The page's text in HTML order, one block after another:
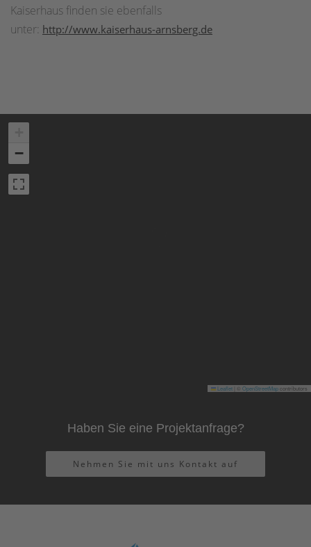
Kaiserhaus finden sie ebenfalls
unter: http://www.kaiserhaus-arnsberg.de
−
Leaflet OpenStreetMapcontributors
Haben Sie eine Projektanfrage?
Nehmen Sie mit uns Kontakt auf